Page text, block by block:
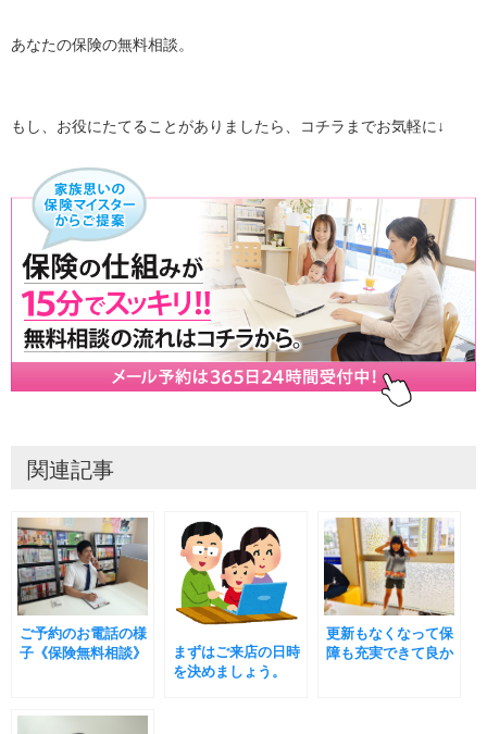
あなたの保険の無料相談。
もし、お役にたてることがありましたら、コチラまでお気軽に↓
関連記事
ご予約のお電話の様
子《保険無料相談》
まずはご来店の日時
を決めましょう。
更新もなくなって保
障も充実できて良か